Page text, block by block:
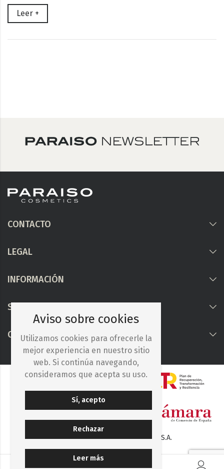
Leer +
CONTACTO
LEGAL
INFORMACIÓN
Síguenos
COLABORAMOS CON
© 2025. Iberocelulosa Madrileña, S.A.
Aviso sobre cookies
Utilizamos cookies para ofrecerle la
mejor experiencia en nuestro sitio
web. Si continúa navegando,
consideramos que acepta su uso.
Sí, acepto
Rechazar
Leer más